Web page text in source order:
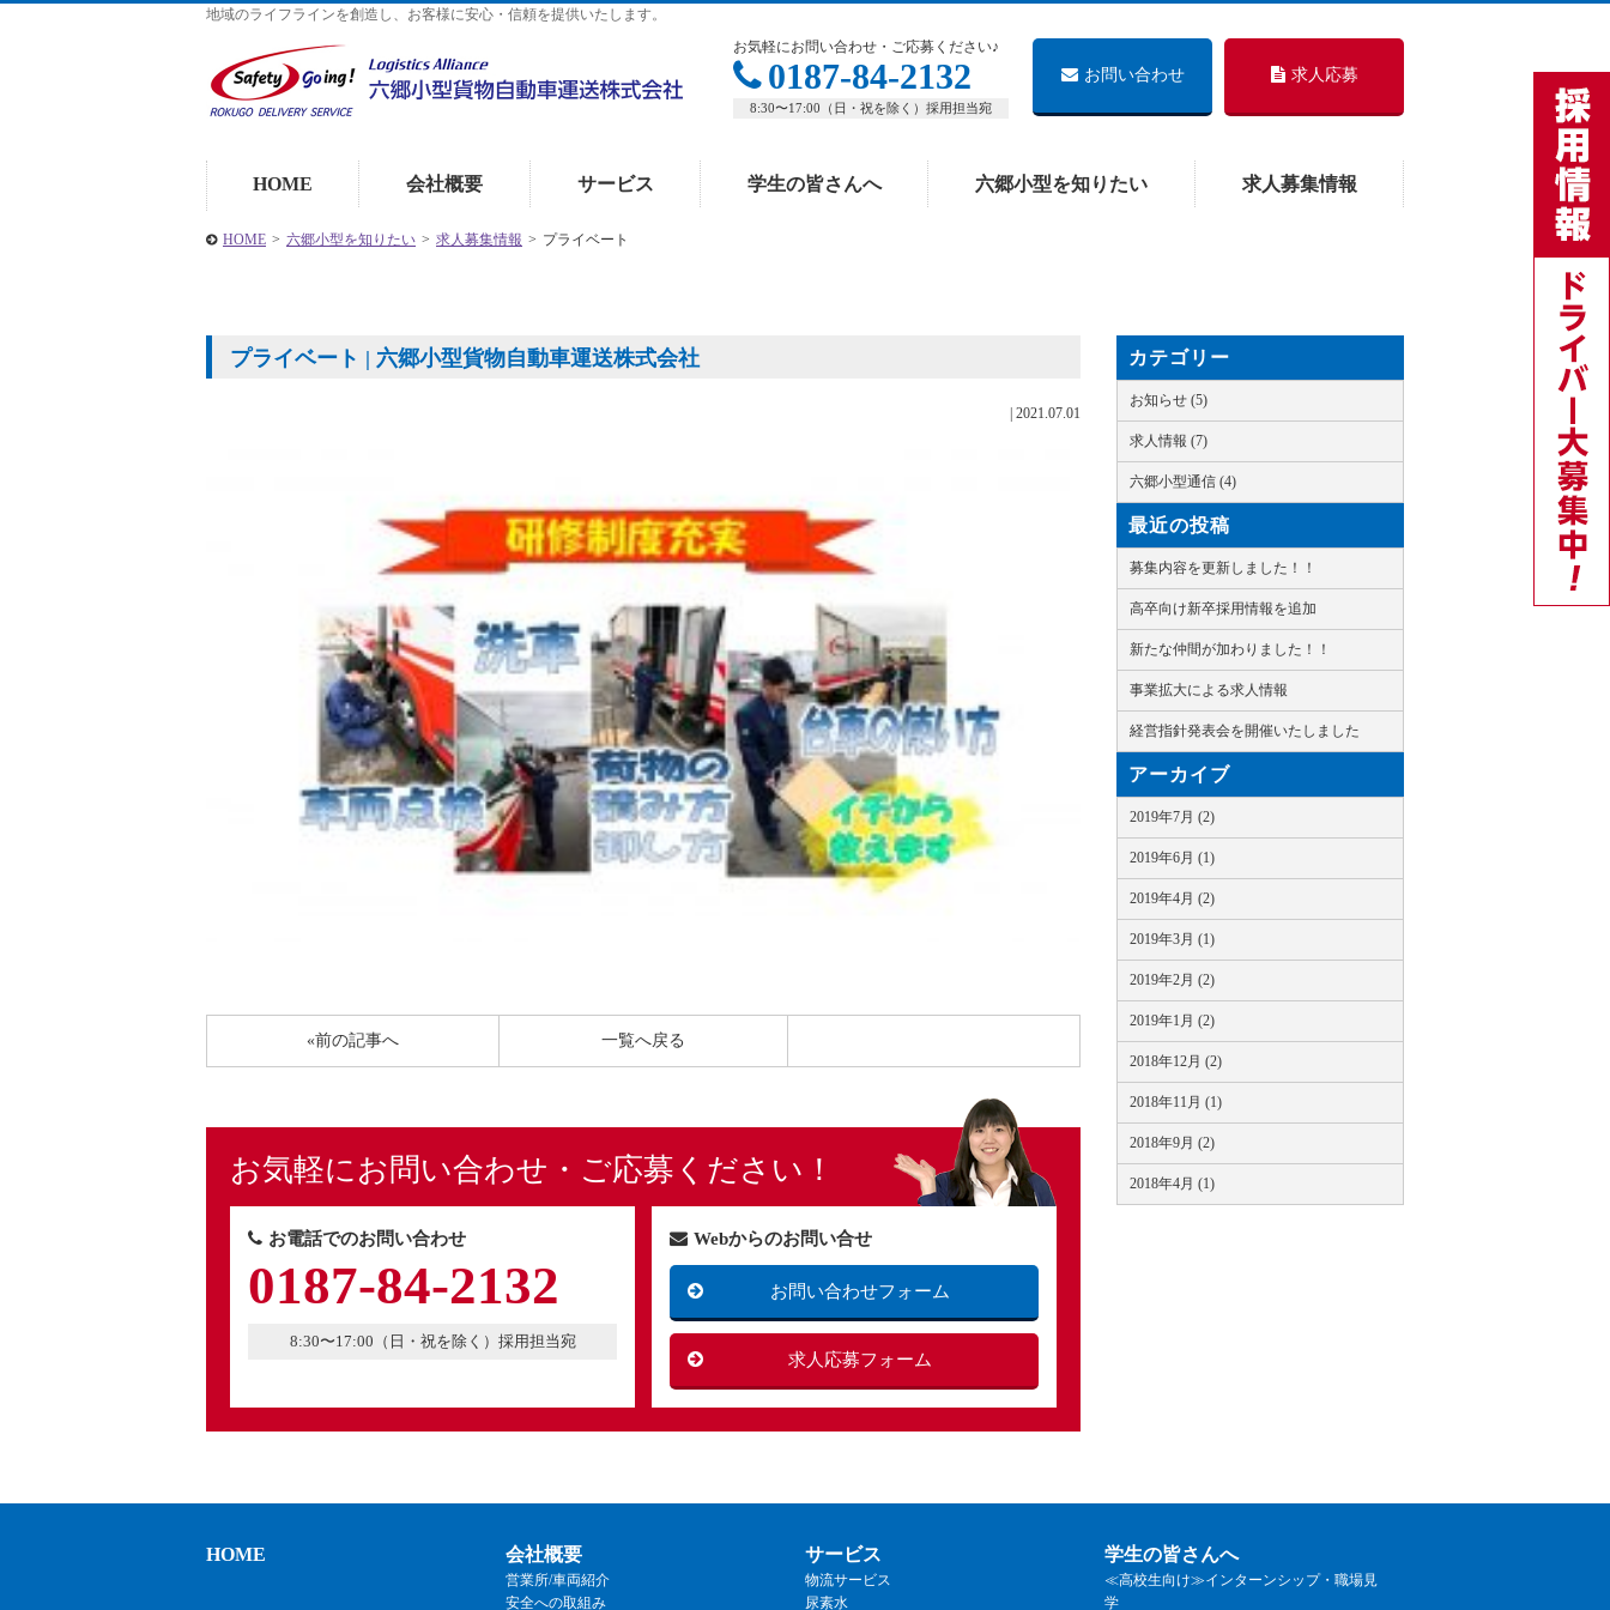
地域のライフラインを創造し、お客様に安心・信頼を提供いたします。
HOME 会社概要 サービス 学生の皆さんへ 六郷小型を知りたい 求人募集情報
お気軽にお問い合わせ・ご応募ください♪
0187-84-2132
8:30〜17:00（日・祝を除く）採用担当宛
お問い合わせ 求人応募
HOME > 六郷小型を知りたい > 求人募集情報 > プライベート
プライベート | 六郷小型貨物自動車運送株式会社
2021.07.01
«前の記事へ 一覧へ戻る
お気軽にお問い合わせ・ご応募ください！
お電話でのお問い合わせ
0187-84-2132
8:30〜17:00（日・祝を除く）採用担当宛
Webからのお問い合せ
お問い合わせフォーム
求人応募フォーム
カテゴリー
お知らせ (5)
求人情報 (7)
六郷小型通信 (4)
最近の投稿
募集内容を更新しました！！
高卒向け新卒採用情報を追加
新たな仲間が加わりました！！
事業拡大による求人情報
経営指針発表会を開催いたしました
アーカイブ
2019年7月 (2)
2019年6月 (1)
2019年4月 (2)
2019年3月 (1)
2019年2月 (2)
2019年1月 (2)
2018年12月 (2)
2018年11月 (1)
2018年9月 (2)
2018年4月 (1)
HOME 会社概要
営業所/車両紹介
安全への取組み
サービス
物流サービス
尿素水
学生の皆さんへ
≪高校生向け≫インターンシップ・職場見
学